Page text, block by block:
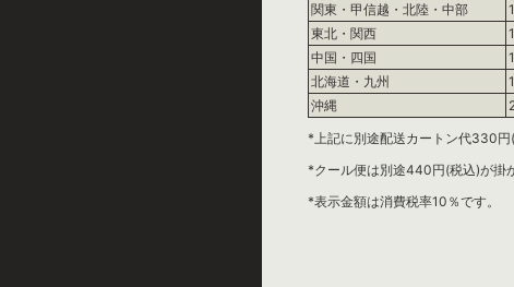
関東・甲信越・北陸・中部
東北・関西
中国・四国
北海道・九州
沖縄
*上記に別途配送カートン代330円(
*クール便は別途440円(税込)が掛
*表示金額は消費税率10％です。